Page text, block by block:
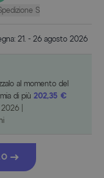
S
21. - 26 agosto 2026
al momento del
di più202,35 €
2026